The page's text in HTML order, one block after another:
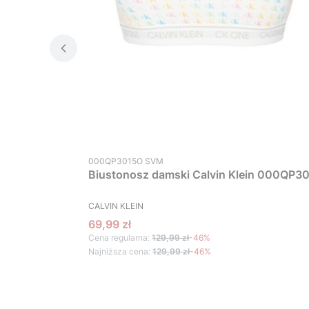
Kod produktu
000QP3015O SVM
Biustonosz damski Calvin Klein
PRODUCENT
CALVIN KLEIN
Cena promocyjna
69,99 zł
Cena regularna: 129,99 zł-46%
Najniższa cena: 129,99 zł-46%